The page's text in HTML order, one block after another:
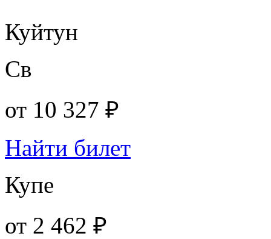
Куйтун
Св
от 10 327 ₽
Найти билет
Купе
от 2 462 ₽